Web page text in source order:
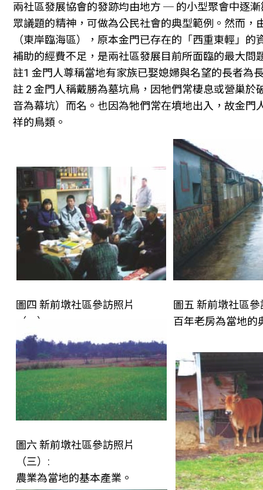
兩社區發展協會的發跡均由地方 ─ 的小型聚會中逐
眾議題的精神，可做為公民社會的典型範例。然而，
（東岸臨海區），原本金門已存在的「西重東輕」的
補助的經費不足，是兩社區發展目前所面臨的最大問
註1 金門人尊稱當地有家族已娶媳婦與名望的長者為
註 2 金門人稱戴勝為墓坑鳥，因牠們常棲息或營巢於
音為幕坑）而名。也因為牠們常在墳地出入，故金門
祥的鳥類。
圖四 新前墩社區參訪照片
（一）:
里民齊聚聆聽意見。
圖五 新前墩社區
百年老房為當地的
圖六 新前墩社區參訪照片
（三）:
農業為當地的基本產業。